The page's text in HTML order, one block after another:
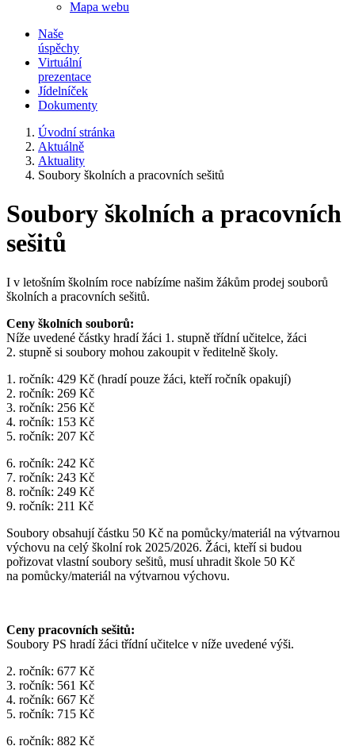
Mapa webu
Naše
úspěchy
Virtuální
prezentace
Jídelníček
Dokumenty
Úvodní stránka
Aktuálně
Aktuality
Soubory školních a pracovních sešitů
Soubory školních a pracovních
sešitů
I v letošním školním roce nabízíme našim žákům prodej souborů
školních a pracovních sešitů.
Ceny školních souborů:
Níže uvedené částky hradí žáci 1. stupně třídní učitelce, žáci
2. stupně si soubory mohou zakoupit v ředitelně školy.
1. ročník: 429 Kč (hradí pouze žáci, kteří ročník opakují)
2. ročník: 269 Kč
3. ročník: 256 Kč
4. ročník: 153 Kč
5. ročník: 207 Kč
6. ročník: 242 Kč
7. ročník: 243 Kč
8. ročník: 249 Kč
9. ročník: 211 Kč
Soubory obsahují částku 50 Kč na pomůcky/materiál na výtvarnou
výchovu na celý školní rok 2025/2026. Žáci, kteří si budou
pořizovat vlastní soubory sešitů, musí uhradit škole 50 Kč
na pomůcky/materiál na výtvarnou výchovu.
Ceny pracovních sešitů:
Soubory PS hradí žáci třídní učitelce v níže uvedené výši.
2. ročník: 677 Kč
3. ročník: 561 Kč
4. ročník: 667 Kč
5. ročník: 715 Kč
6. ročník: 882 Kč